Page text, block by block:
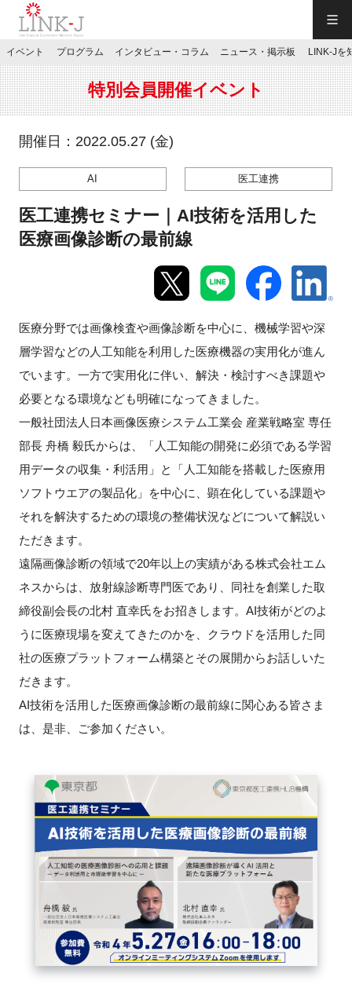
JP／EN
特別会員専用メニュー
施設ご予約
マイページ
新規登録
イベント
プログラム
ニュース・掲示板
LINK-Jを知る
特別会員
イベント プログラム インタビュー・コラム ニュース・掲示板 LINK-Jを
特別会員開催イベント
開催日：2022.05.27 (金)
AI 医工連携
医工連携セミナー｜AI技術を活用した
医療画像診断の最前線
医療分野では画像検査や画像診断を中心に、機械学習や深
層学習などの人工知能を利用した医療機器の実用化が進ん
でいます。一方で実用化に伴い、解決・検討すべき課題や
必要となる環境なども明確になってきました。
一般社団法人日本画像医療システム工業会 産業戦略室 専任
部長 舟橋 毅氏からは、「人工知能の開発に必須である学習
用データの収集・利活用」と「人工知能を搭載した医療用
ソフトウエアの製品化」を中心に、顕在化している課題や
それを解決するための環境の整備状況などについて解説い
ただきます。
遠隔画像診断の領域で20年以上の実績がある株式会社エム
ネスからは、放射線診断専門医であり、同社を創業した取
締役副会長の北村 直幸氏をお招きします。AI技術がどのよ
うに医療現場を変えてきたのかを、クラウドを活用した同
社の医療プラットフォーム構築とその展開からお話しいた
だきます。
AI技術を活用した医療画像診断の最前線に関心ある皆さま
は、是非、ご参加ください。